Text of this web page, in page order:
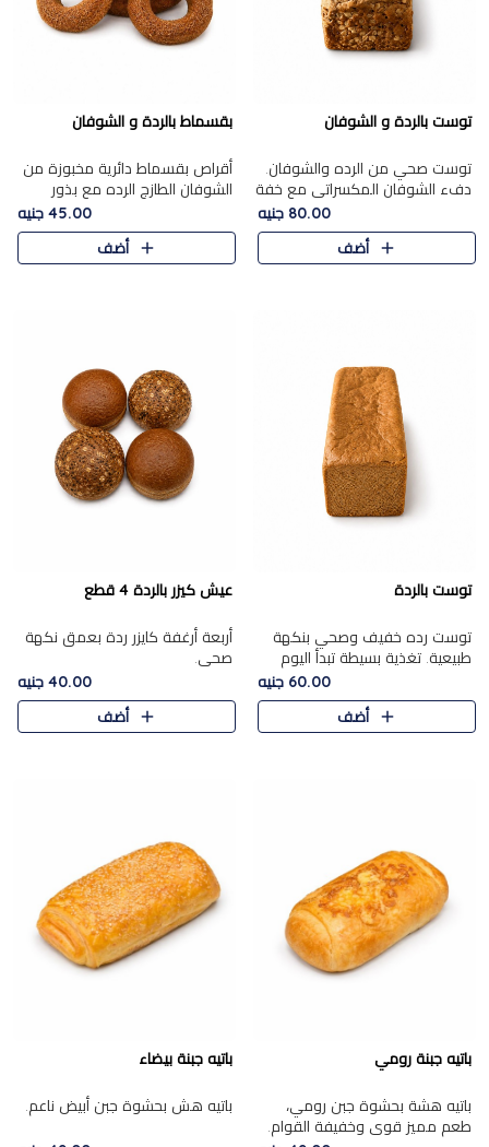
توست بالردة و الشوفان
توست صحي من الرده والشوفان.
دفء الشوفان المكسراتي مع خفة
80.00 جنيه
أضف
بقسماط بالردة و الشوفان
أقراص بقسماط دائرية مخبوزة من
الشوفان الطازج الرده مع بذور
مختارة. قرمشة الحبوب والبذور،
بداية صحية لكل صباح.
45.00 جنيه
أضف
توست بالردة
توست رده خفيف وصحي بنكهة
طبيعية. تغذية بسيطة تبدأ اليوم
60.00 جنيه
أضف
عيش كيزر بالردة 4 قطع
أربعة أرغفة كايزر ردة بعمق نكهة
صحي.
40.00 جنيه
أضف
باتيه جبنة رومي
باتيه هشة بحشوة جبن رومي،
طعم مميز قوي وخفيفة القوام.
باتيه جبنة بيضاء
باتيه هش بحشوة جبن أبيض ناعم.